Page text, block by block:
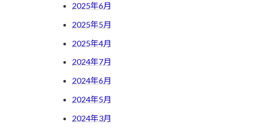
2025年6月
2025年5月
2025年4月
2024年7月
2024年6月
2024年5月
2024年3月